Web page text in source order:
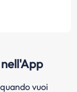
vuoi